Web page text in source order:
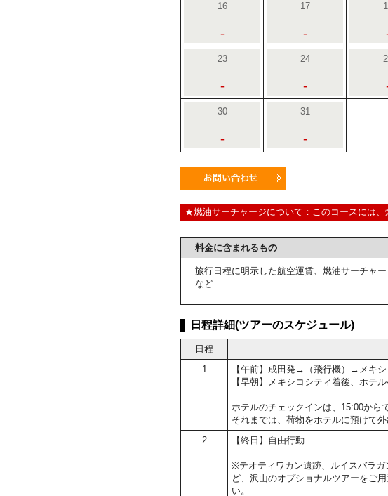
16
-
17
-
23
-
24
-
30
-
31
-
★燃油サーチャージについて：このコースには、
料金に含まれるもの
旅行日程に明示した航空運賃、燃油サーチャ
など
日程詳細(ツアーのスケジュール)
日程
1
【午前】成田発→（飛行機）→メキ
【早朝】メキシコシティ着後、ホテ
ホテルのチェックインは、15:00からで
それまでは、荷物をホテルに預けて外
2 【終日】自由行動
※テオティワカン遺跡、ルイスバラ
ど、沢山のオプショナルツアーをご
い。